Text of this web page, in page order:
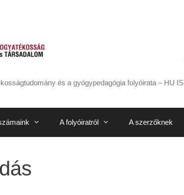
és a gyógypedagógia folyóirata – HU
A folyóiratról A szerzőknek